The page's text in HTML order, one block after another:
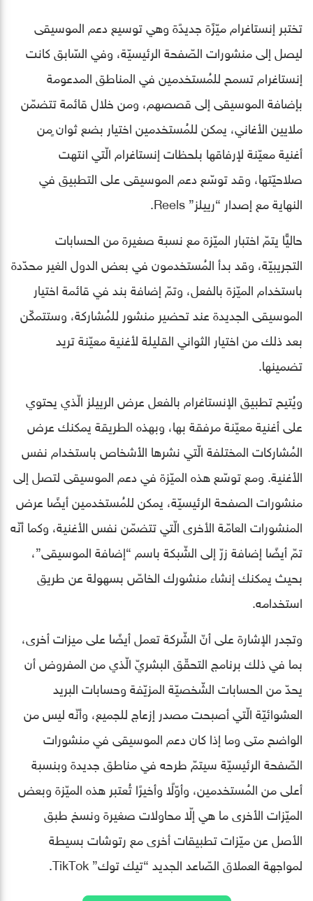
تختبر إنستاغرام ميّزًة جديدًة وهي توسيع دعم الموسيقى
ليصل إلى منشورات الصّفحة الرئيسيّة، وفي السّابق كانت
إنستاغرام تسمح للمُستخدمين في المناطق المدعومة
بإضافة الموسيقى إلى قصصهم، ومن خلال قائمة تتضمّن
ملايين الأغاني، يمكن للمُستخدمين اختيار بضع ثوان ٍمن
أغنية معيّنة لإرفاقها بلحظات إنستاغرام الّتي انتهت
صلاحيّتها، وقد توسّع دعم الموسيقى على التطبيق في
النهاية مع إصدار “رييلز” Reels.
حاليًّا يتمّ اختبار الميّزة مع نسبة صغيرة من الحسابات
التجريبيّة، وقد بدأ المُستخدمون في بعض الدول الغير محدّدة
باستخدام الميّزة بالفعل، وتمّ إضافة بند في قائمة اختيار
الموسيقى الجديدة عند تحضير منشور للمُشاركة، وستتمكّن
بعد ذلك من اختيار الثواني القليلة لأغنية معيّنة تريد
تضمينها.
ويُتيح تطبيق الإنستاغرام بالفعل عرض الرييلز الّذي يحتوي
على أغنية معيّنة مرفقة بها، وبهذه الطريقة يمكنك عرض
المُشاركات المختلفة الّتي نشرها الأشخاص باستخدام نفس
الأغنية. ومع توسّع هذه الميّزة في دعم الموسيقى لتصل إلى
منشورات الصفحة الرئيسيّة، يمكن للمُستخدمين أيضًا عرض
المنشورات العامّة الأخرى الّتي تتضمّن نفس الأغنية، وكما أنّه
تمّ أيضًا إضافة زرّ إلى الشّبكة باسم “إضافة الموسيقى”،
بحيث يمكنك إنشاء منشورك الخاصّ بسهولة عن طريق
استخدامه.
وتجدر الإشارة على أنّ الشّركة تعمل أيضًا على ميزات أخرى،
بما في ذلك برنامج التحقّق البشريّ الّذي من المفروض أن
يحدّ من الحسابات الشّخصيّة المزيّفة وحسابات البريد
العشوائيّة الّتي أصبحت مصدر إزعاج للجميع، وأنّه ليس من
الواضح متى وما إذا كان دعم الموسيقى في منشورات
الصّفحة الرئيسيّة سيتمّ طرحه في مناطق جديدة وبنسبة
أعلى من المُستخدمين، وأوّلًا وأخيرًا تُعتبر هذه الميّزة وبعض
الميّزات الأخرى ما هي إلّا محاولات صغيرة ونسخ طبق
الأصل عن ميّزات تطبيقات أخرى مع رتوشات بسيطة
لمواجهة العملاق الصّاعد الجديد “تيك توك” TikTok.